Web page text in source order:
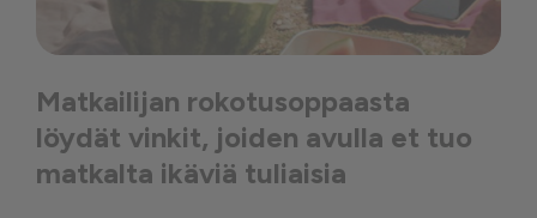
Matkailijan rokotusoppaasta
löydät vinkit, joiden avulla et tuo
matkalta ikäviä tuliaisia